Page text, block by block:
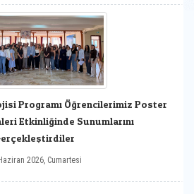
Programı Öğrencilerimiz Poster
Etkinliğinde Sunumlarını
2026, Cumartesi